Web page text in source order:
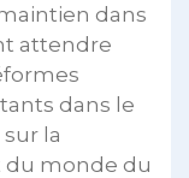
dans
attendre
dans le
la
du monde du